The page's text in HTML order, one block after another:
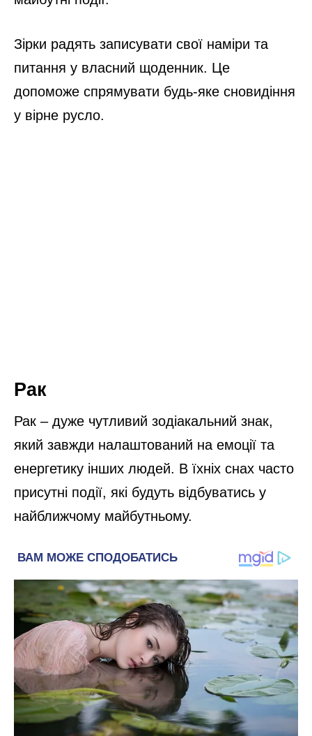
Зірки радять записувати свої наміри та
питання у власний щоденник. Це
допоможе спрямувати будь-яке сновидіння
у вірне русло.
Рак
Рак – дуже чутливий зодіакальний знак,
який завжди налаштований на емоції та
енергетику інших людей. В їхніх снах часто
присутні події, які будуть відбуватись у
найближчому майбутньому.